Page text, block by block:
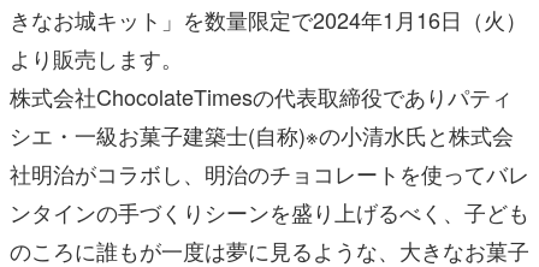
きなお城キット」を数量限定で2024年1月16日（火）
より販売します。
株式会社ChocolateTimesの代表取締役でありパティ
シエ・一級お菓子建築士(自称)※の小清水氏と株式会
社明治がコラボし、明治のチョコレートを使ってバレ
ンタインの手づくりシーンを盛り上げるべく、子ども
のころに誰もが一度は夢に見るような、大きなお菓子